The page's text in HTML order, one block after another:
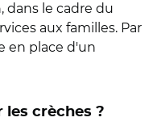
dans le cadre du
aux familles. Par
en place d'un
crèches ?